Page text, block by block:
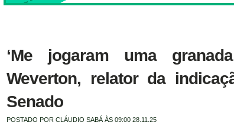
‘Me jogaram uma
Weverton, relator da
Senado
POSTADO POR CLÁUDIO SABÁ ÀS 09:00 28.11.25